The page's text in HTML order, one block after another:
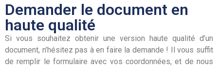
Demander le document en
haute qualité
Si vous souhaitez obtenir une version haute qualité d’un
document, n’hésitez pas à en faire la demande ! Il vous suffit
de remplir le formulaire avec vos coordonnées, et de nous